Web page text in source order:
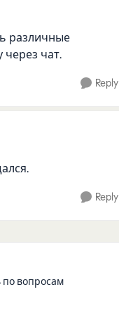
различные
чат.
Reply
Reply
по вопросам